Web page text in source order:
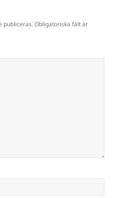
publiceras. Obligatoriska fält är